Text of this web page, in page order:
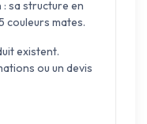
sa structure en
couleurs mates.
existent.
ou un devis